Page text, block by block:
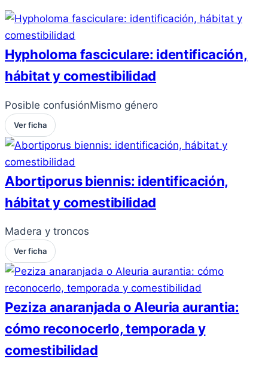
Hypholoma fasciculare: identificación,
hábitat y comestibilidad
Posible confusiónMismo género
Ver ficha
Abortiporus biennis: identificación,
hábitat y comestibilidad
Madera y troncos
Ver ficha
Peziza anaranjada o Aleuria aurantia:
cómo reconocerlo, temporada y
comestibilidad